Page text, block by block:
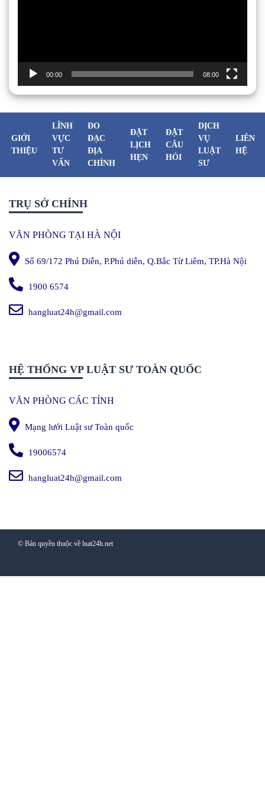
00:00 08:00
GIỚI
THIỆU
LĨNH
VỰC
TƯ
VẤN
ĐO
ĐẠC
ĐỊA
CHÍNH
ĐẶT
LỊCH
HẸN
ĐẶT
CÂU
HỎI
DỊCH
VỤ
LUẬT
SƯ
LIÊN
HỆ
TRỤ SỞ CHÍNH
VĂN PHÒNG TẠI HÀ NỘI
Số 69/172 Phú Diễn, P.Phú diễn, Q.Bắc Từ Liêm, TP.Hà Nội
1900 6574
hangluat24h@gmail.com
HỆ THỐNG VP LUẬT SƯ TOÀN QUỐC
VĂN PHÒNG CÁC TỈNH
Mạng lưới Luật sư Toàn quốc
19006574
hangluat24h@gmail.com
© Bản quyền thuộc về luat24h.net